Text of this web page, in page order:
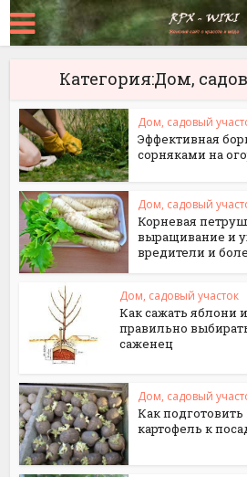
Категория:Дом,
Дом, садовый
Эффективная
сорняками на
Дом, садовый
Корневая
выращивание и
вредители и
Дом, садовый участок
Как сажать яблони и
правильно
саженец
Дом, садовый
Как подготовить
картофель к